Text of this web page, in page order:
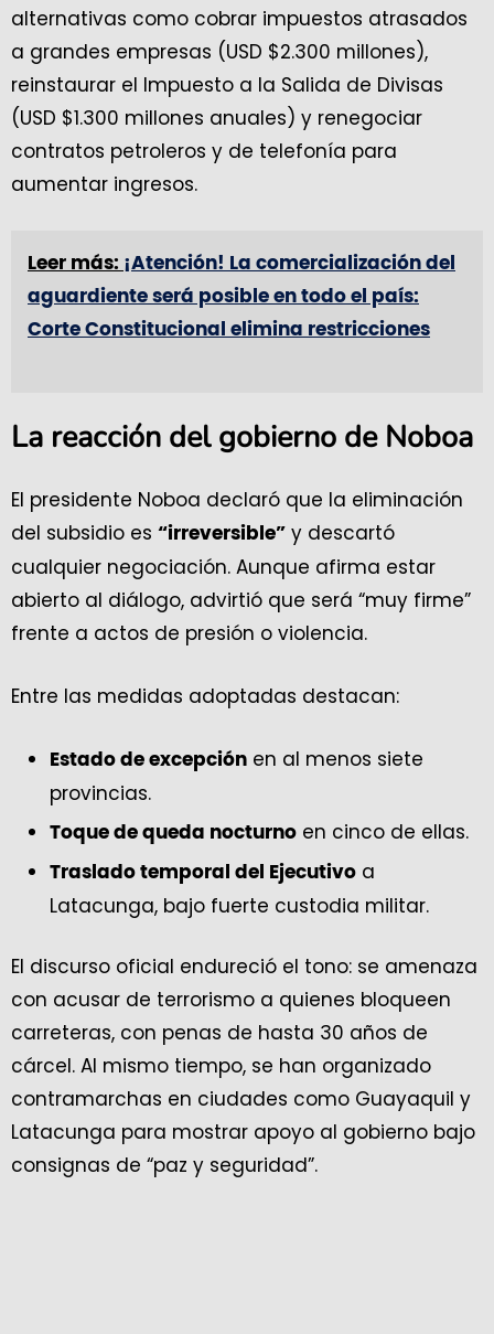
alternativas como cobrar impuestos atrasados
a grandes empresas (USD $2.300 millones),
reinstaurar el Impuesto a la Salida de Divisas
(USD $1.300 millones anuales) y renegociar
contratos petroleros y de telefonía para
aumentar ingresos.
Leer más: ¡Atención! La comercialización del
aguardiente será posible en todo el país:
Corte Constitucional elimina restricciones
La reacción del gobierno de Noboa
El presidente Noboa declaró que la eliminación
del subsidio es “irreversible” y descartó
cualquier negociación. Aunque afirma estar
abierto al diálogo, advirtió que será “muy firme”
frente a actos de presión o violencia.
Entre las medidas adoptadas destacan:
Estado de excepción en al menos siete
provincias.
Toque de queda nocturno en cinco de ellas.
Traslado temporal del Ejecutivo a
Latacunga, bajo fuerte custodia militar.
El discurso oficial endureció el tono: se amenaza
con acusar de terrorismo a quienes bloqueen
carreteras, con penas de hasta 30 años de
cárcel. Al mismo tiempo, se han organizado
contramarchas en ciudades como Guayaquil y
Latacunga para mostrar apoyo al gobierno bajo
consignas de “paz y seguridad”.